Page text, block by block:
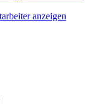
anzeigen